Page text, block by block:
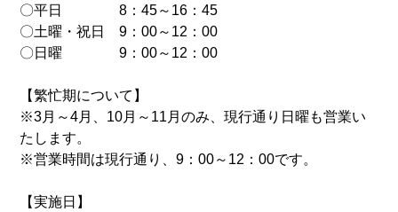
〇平日 8：45～16：45
〇土曜・祝日 9：00～12：00
〇日曜 9：00～12：00
【繁忙期について】
※3月～4月、10月～11月のみ、現行通り日曜も営業い
たします。
※営業時間は現行通り、9：00～12：00です。
【実施日】